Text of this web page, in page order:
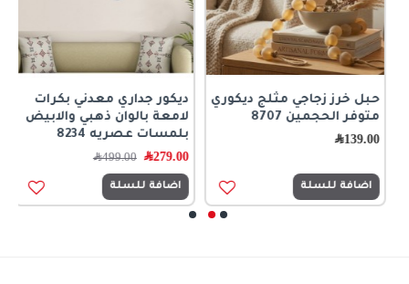
حبل خرز زجاجي مثلج ديكوري
متوفر الحجمين 8707
139.00﷼
اضافة للسلة
ديكور جداري معدني بكرات
لامعة بالوان ذهبي والابيض
بلمسات عصريه 8234
279.00﷼ 499.00﷼
اضافة للسلة